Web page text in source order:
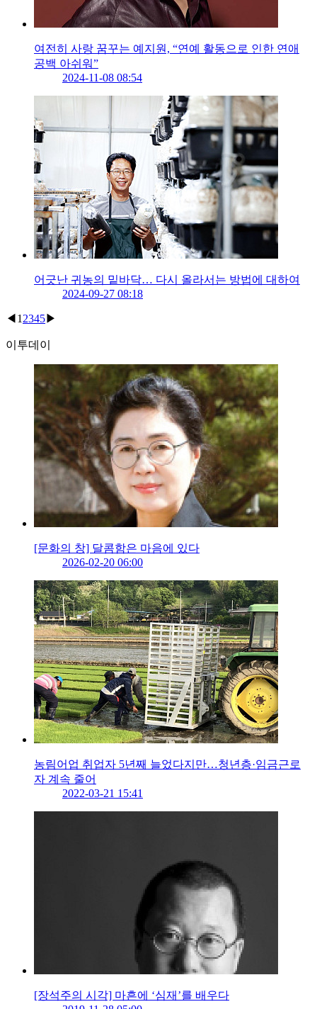
여전히 사랑 꿈꾸는 예지원, “연예 활동으로 인한 연애
공백 아쉬워”
2024-11-08 08:54
어긋난 귀농의 밑바닥… 다시 올라서는 방법에 대하여
2024-09-27 08:18
◀ 1 2345▶
이투데이
[문화의 창] 달콤함은 마음에 있다
2026-02-20 06:00
농림어업 취업자 5년째 늘었다지만…청년층·임금근로
자 계속 줄어
2022-03-21 15:41
[장석주의 시각] 마흔에 ‘심재’를 배우다